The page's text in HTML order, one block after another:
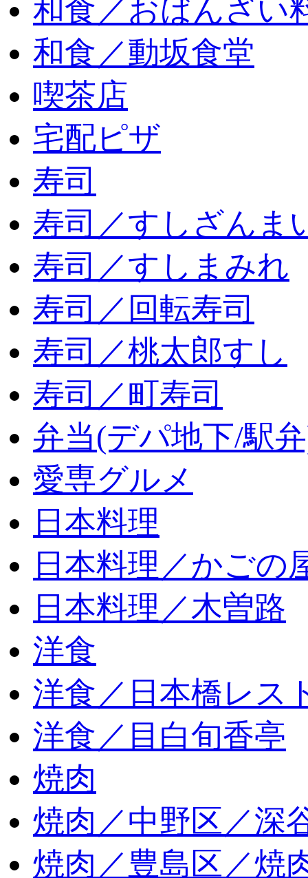
和食／おばんざい
和食／動坂食堂
喫茶店
宅配ピザ
寿司
寿司／すしざんま
寿司／すしまみれ
寿司／回転寿司
寿司／桃太郎すし
寿司／町寿司
弁当(デパ地下/駅
愛専グルメ
日本料理
日本料理／かごの
日本料理／木曽路
洋食
洋食／日本橋レス
洋食／目白旬香亭
焼肉
焼肉／中野区／深
焼肉／豊島区／焼